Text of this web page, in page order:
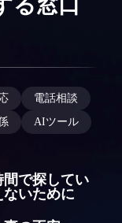
る窓口
電話相談
AIツール
で探してい
いために